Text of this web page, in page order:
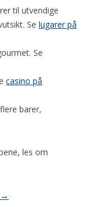
til utvendige
Se lugarer på
Se
casino på
barer,
les om